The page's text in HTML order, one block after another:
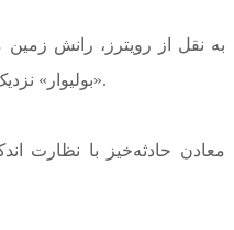
به نقل از رویترز، رانش
«بولیوار» نزدیک مرز این کشور با برزیل شده است.
معادن حادثه‌خیز با نظارت